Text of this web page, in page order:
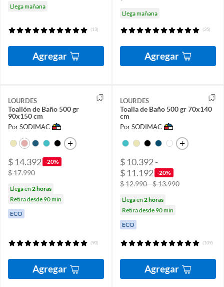
Llega mañana
(13)
Agregar
Llega mañana
(35)
Agregar
LOURDES
Toallón de Baño 500 gr
90x150 cm
Por SODIMAC
$ 14.392 -20%
$ 17.990
Llega en 2 horas
Retira desde 90 min
ECO
(90)
Agregar
LOURDES
Toalla de Baño 500 gr 70x140
cm
Por SODIMAC
$ 10.392 -
$ 11.192 -20%
$ 12.990 - $ 13.990
Llega en 2 horas
Retira desde 90 min
ECO
(109)
Agregar